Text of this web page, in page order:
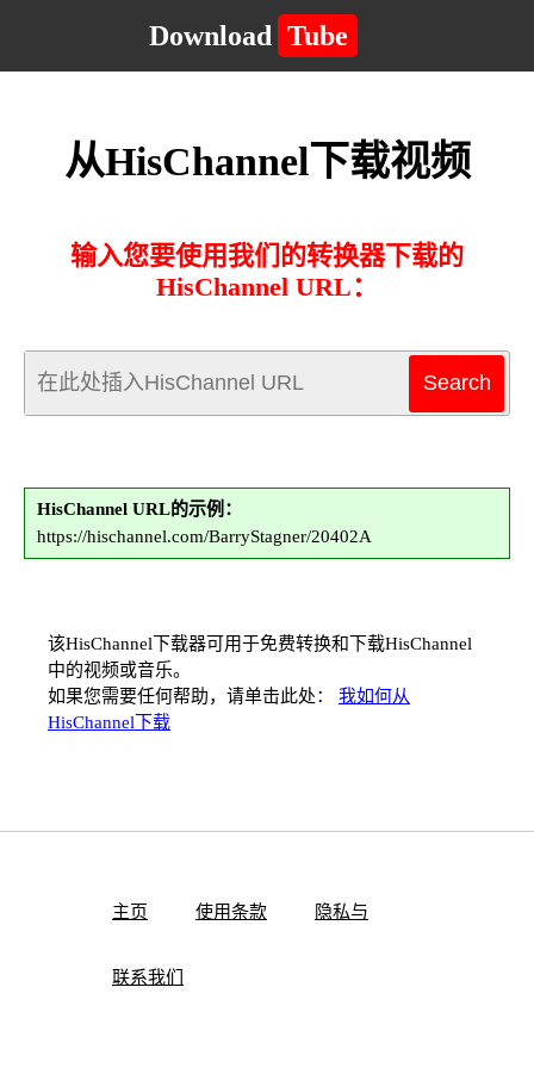
Download Tube
从HisChannel下载视频
输入您要使用我们的转换器下载的
HisChannel URL：
HisChannel URL的示例：
https://hischannel.com/BarryStagner/20402A
该HisChannel下载器可用于免费转换和下载HisChannel
中的视频或音乐。
如果您需要任何帮助，请单击此处： 我如何从
HisChannel下载
主页 使用条款 隐私与
联系我们